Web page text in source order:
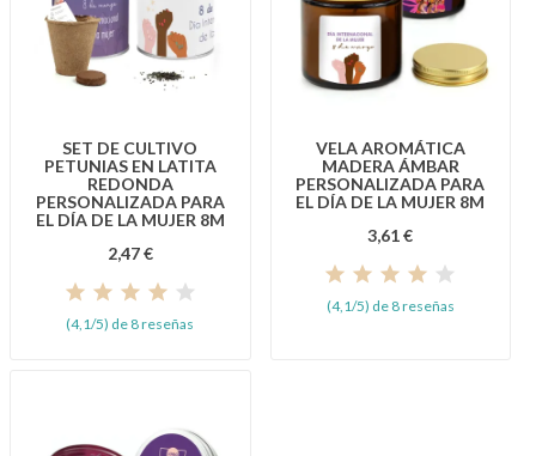
SET DE CULTIVO
PETUNIAS EN LATITA
REDONDA
PERSONALIZADA PARA
EL DÍA DE LA MUJER 8M
2,47 €
(4,1/5) de 8 reseñas
VELA AROMÁTICA
MADERA ÁMBAR
PERSONALIZADA PARA
EL DÍA DE LA MUJER 8M
3,61 €
(4,1/5) de 8 reseñas